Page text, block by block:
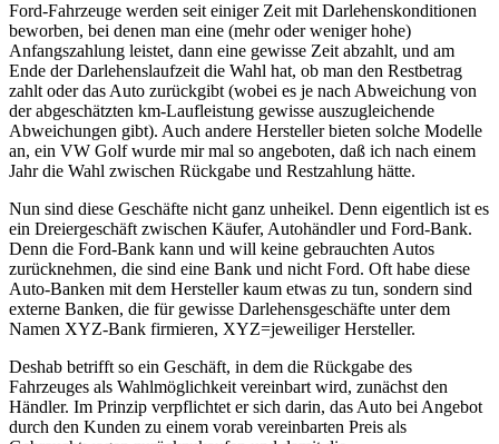
Ford-Fahrzeuge werden seit einiger Zeit mit Darlehenskonditionen
beworben, bei denen man eine (mehr oder weniger hohe)
Anfangszahlung leistet, dann eine gewisse Zeit abzahlt, und am
Ende der Darlehenslaufzeit die Wahl hat, ob man den Restbetrag
zahlt oder das Auto zurückgibt (wobei es je nach Abweichung von
der abgeschätzten km-Laufleistung gewisse auszugleichende
Abweichungen gibt). Auch andere Hersteller bieten solche Modelle
an, ein VW Golf wurde mir mal so angeboten, daß ich nach einem
Jahr die Wahl zwischen Rückgabe und Restzahlung hätte.
Nun sind diese Geschäfte nicht ganz unheikel. Denn eigentlich ist es
ein Dreiergeschäft zwischen Käufer, Autohändler und Ford-Bank.
Denn die Ford-Bank kann und will keine gebrauchten Autos
zurücknehmen, die sind eine Bank und nicht Ford. Oft habe diese
Auto-Banken mit dem Hersteller kaum etwas zu tun, sondern sind
externe Banken, die für gewisse Darlehensgeschäfte unter dem
Namen XYZ-Bank firmieren, XYZ=jeweiliger Hersteller.
Deshab betrifft so ein Geschäft, in dem die Rückgabe des
Fahrzeuges als Wahlmöglichkeit vereinbart wird, zunächst den
Händler. Im Prinzip verpflichtet er sich darin, das Auto bei Angebot
durch den Kunden zu einem vorab vereinbarten Preis als